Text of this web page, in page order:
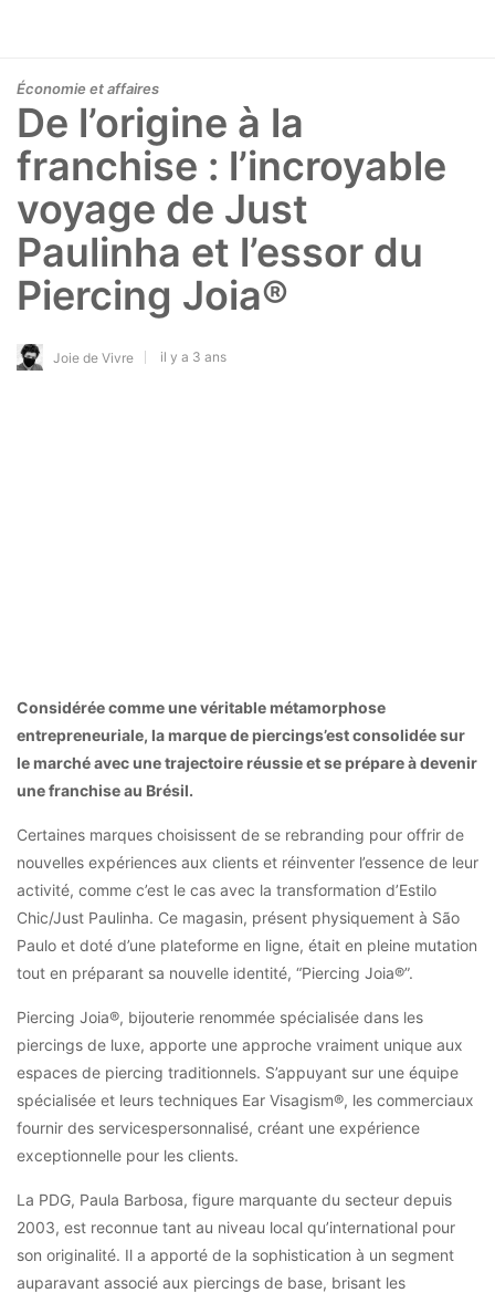
Économie et affaires
De l’origine à la
franchise : l’incroyable
voyage de Just
Paulinha et l’essor du
Piercing Joia®
Joie de Vivre il y a 3 ans
Considérée comme une véritable métamorphose
entrepreneuriale, la marque de piercings’est consolidée sur
le marché avec une trajectoire réussie et se prépare à devenir
une franchise au Brésil.
Certaines marques choisissent de se rebranding pour offrir de
nouvelles expériences aux clients et réinventer l’essence de leur
activité, comme c’est le cas avec la transformation d’Estilo
Chic/Just Paulinha. Ce magasin, présent physiquement à São
Paulo et doté d’une plateforme en ligne, était en pleine mutation
tout en préparant sa nouvelle identité, “Piercing Joia®”.
Piercing Joia®, bijouterie renommée spécialisée dans les
piercings de luxe, apporte une approche vraiment unique aux
espaces de piercing traditionnels. S’appuyant sur une équipe
spécialisée et leurs techniques Ear Visagism®, les commerciaux
fournir des servicespersonnalisé, créant une expérience
exceptionnelle pour les clients.
La PDG, Paula Barbosa, figure marquante du secteur depuis
2003, est reconnue tant au niveau local qu’international pour
son originalité. Il a apporté de la sophistication à un segment
auparavant associé aux piercings de base, brisant les